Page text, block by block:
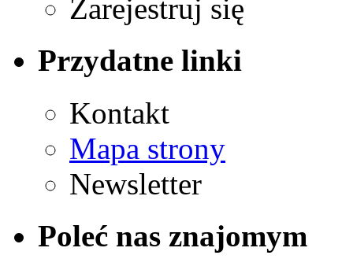
Zarejestruj się
Przydatne linki
Kontakt
Mapa strony
Newsletter
Poleć nas znajomym